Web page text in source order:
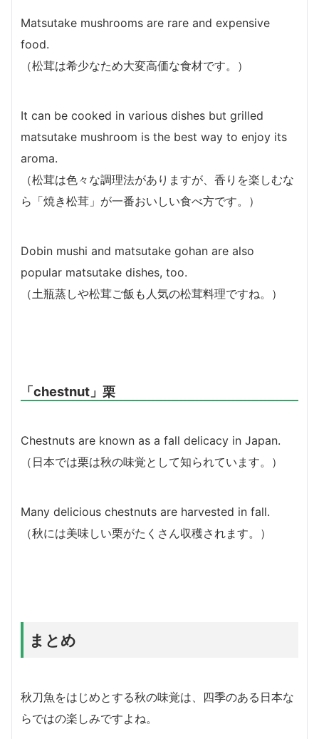
Matsutake mushrooms are rare and expensive
food.
（松茸は希少なため大変高価な食材です。）
It can be cooked in various dishes but grilled
matsutake mushroom is the best way to enjoy its
aroma.
（松茸は色々な調理法がありますが、香りを楽しむな
ら「焼き松茸」が一番おいしい食べ方です。）
Dobin mushi and matsutake gohan are also
popular matsutake dishes, too.
（土瓶蒸しや松茸ご飯も人気の松茸料理ですね。）
「chestnut」栗
Chestnuts are known as a fall delicacy in Japan.
（ 日本では栗は秋の味覚として知られています。）
Many delicious chestnuts are harvested in fall.
（秋には美味しい栗がたくさん収穫されます。）
まとめ
秋刀魚をはじめとする秋の味覚は、四季のある日本な
らではの楽しみですよね。